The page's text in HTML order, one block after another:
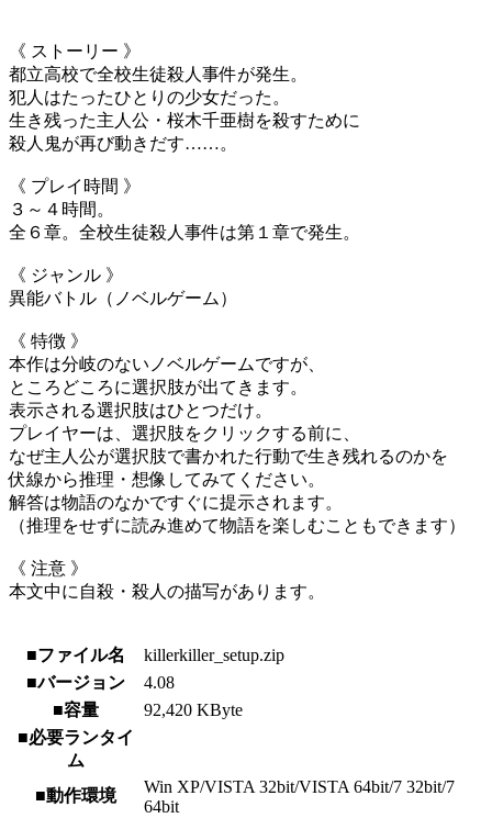
《 ストーリー 》
都立高校で全校生徒殺人事件が発生。
犯人はたったひとりの少女だった。
生き残った主人公・桜木千亜樹を殺すために
殺人鬼が再び動きだす……。
《 プレイ時間 》
３～４時間。
全６章。全校生徒殺人事件は第１章で発生。
《 ジャンル 》
異能バトル（ノベルゲーム）
《 特徴 》
本作は分岐のないノベルゲームですが、
ところどころに選択肢が出てきます。
表示される選択肢はひとつだけ。
プレイヤーは、選択肢をクリックする前に、
なぜ主人公が選択肢で書かれた行動で生き残れるのかを
伏線から推理・想像してみてください。
解答は物語のなかですぐに提示されます。
（推理をせずに読み進めて物語を楽しむこともできます）
《 注意 》
本文中に自殺・殺人の描写があります。
■ファイル名
killerkiller_setup.zip
■バージョン
4.08
■容量
92,420 KByte
■必要ランタイ
ム
■動作環境
Win XP/VISTA 32bit/VISTA 64bit/7 32bit/7
64bit